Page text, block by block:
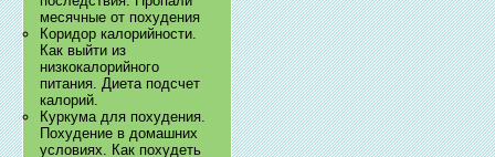
месячные от похудения
Коридор калорийности.
Как выйти из
низкокалорийного
питания. Диета подсчет
калорий.
Куркума для похудения.
Похудение в домашних
условиях. Как похудеть